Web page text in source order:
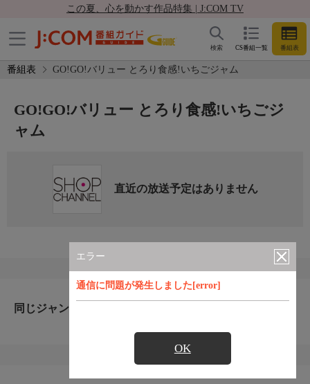
この夏、心を動かす作品特集 | J:COM TV
CS番組一覧 番組表
検索
番組表 GO!GO!バリュー とろり食感!いちごジャム
エラー
通信に問題が発生しました[error]
OK
GO!GO!バリュー とろり食感!いちごジ
ャム
直近の放送予定はありません
同じジャンルのおすすめ番組